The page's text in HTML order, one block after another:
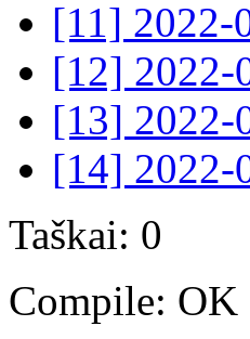
[11] 2022-
[12] 2022-
[13] 2022-
[14] 2022-
Taškai: 0
Compile: OK